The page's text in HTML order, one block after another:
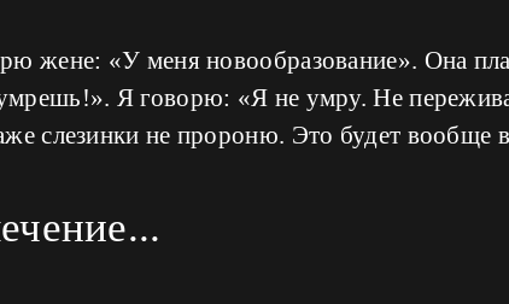
жене: «У меня новообразование». Она
Я говорю: «Я не умру. Не
слезинки не пророню. Это будет вообще